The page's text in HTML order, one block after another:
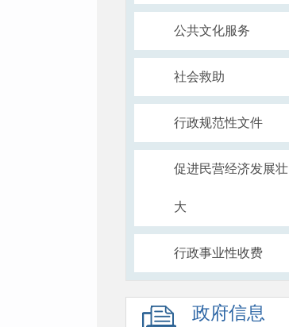
公共文化服务
社会救助
行政规范性文件
促进民营经济发展壮
大
行政事业性收费
政府信息